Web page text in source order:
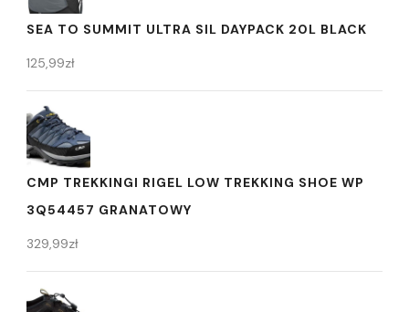
SEA TO SUMMIT ULTRA SIL DAYPACK 20L BLACK
125,99zł
CMP TREKKINGI RIGEL LOW TREKKING SHOE WP
3Q54457 GRANATOWY
329,99zł